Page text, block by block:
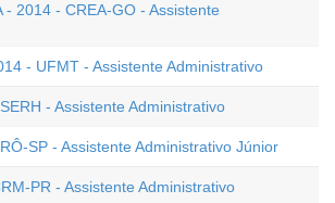
- 2014 - CREA-GO - Assistente
- UFMT - Assistente Administrativo
- Assistente Administrativo
SP - Assistente Administrativo Júnior
PR - Assistente Administrativo